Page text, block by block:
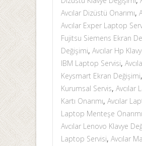
Avcılar Dizüstü Onarımı,
Avcılar Exper Laptop
Fujitsu Siemens Ekran
Değişimi, Avcılar Hp
IBM Laptop Servisi,
Keysmart Ekran Değişimi,
Kurumsal Servis, Avcılar
Kartı Onarımı, Avcılar
Laptop Menteşe Onarımı
Avcılar Lenovo Klavye
Laptop Servisi, Avcılar